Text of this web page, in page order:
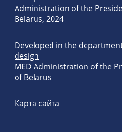
Administration of the
Belarus, 2024
Developed in the
design
MED Administration of the
of Belarus
Карта сайта